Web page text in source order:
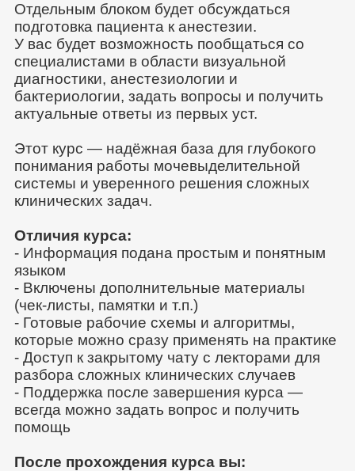
Отдельным блоком будет обсуждаться
подготовка пациента к анестезии.
У вас будет возможность пообщаться со
специалистами в области визуальной
диагностики, анестезиологии и
бактериологии, задать вопросы и получить
актуальные ответы из первых уст.
Этот курс — надёжная база для глубокого
понимания работы мочевыделительной
системы и уверенного решения сложных
клинических задач.
Отличия курса:
- Информация подана простым и понятным
языком
- Включены дополнительные материалы
(чек-листы, памятки и т.п.)
- Готовые рабочие схемы и алгоритмы,
которые можно сразу применять на практике
- Доступ к закрытому чату с лекторами для
разбора сложных клинических случаев
- Поддержка после завершения курса —
всегда можно задать вопрос и получить
помощь
После прохождения курса вы: